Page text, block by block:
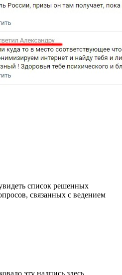
список решенных
связанных с ведением
эту надпись здесь